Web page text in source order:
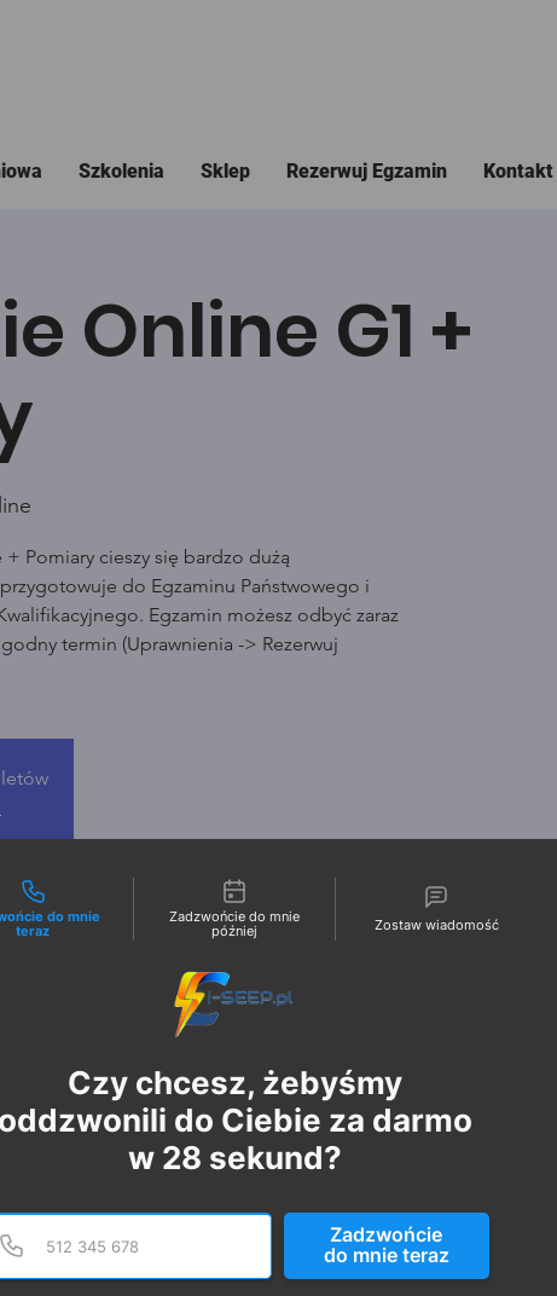
Szkolenia Sklep Rezerwuj Egzamin Kontakt
Online G1 +
Pomiary cieszy się bardzo dużą
do Egzaminu Państwowego i
Egzamin możesz odbyć zaraz
termin (Uprawnienia -> Rezerwuj
kontaktu
do mnie
teraz
Zadzwońcie do mnie
później
Zostaw wiadomość
Czy chcesz, żebyśmy
oddzwonili do Ciebie za darmo
w 28 sekund?
Numer telefonu
Podaj poprawny numer
Zadzwońcie
do mnie teraz